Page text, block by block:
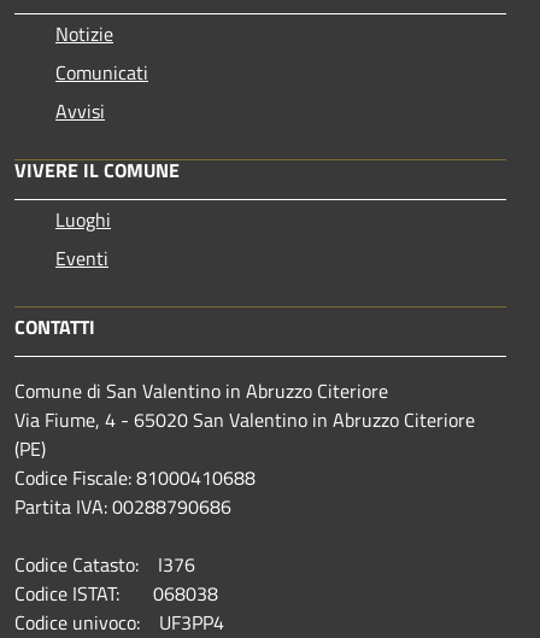
Notizie
Comunicati
Avvisi
VIVERE IL COMUNE
Luoghi
Eventi
CONTATTI
Comune di San Valentino in Abruzzo Citeriore
Via Fiume, 4 - 65020 San Valentino in Abruzzo Citeriore
(PE)
Codice Fiscale: 81000410688
Partita IVA: 00288790686
Codice Catasto: I376
Codice ISTAT: 068038
Codice univoco: UF3PP4